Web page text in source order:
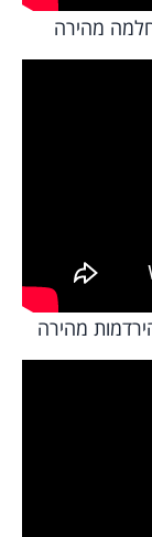
מהירה
מהירה